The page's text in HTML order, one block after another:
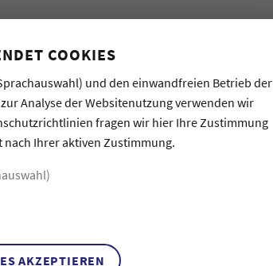
COOKIES
und den einwandfreien Betrieb der
Analyse der Websitenutzung verwenden wir
fragen wir hier Ihre Zustimmung
nach Ihrer aktiven Zustimmung.
AKZEPTIEREN
DULSBERG
– alles, was
lädt zum
Wunderkammer
– ein
Zeiten
erzählen ihre